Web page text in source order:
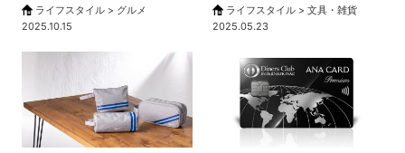
ライフスタイル > グルメ
2025.10.15
ライフスタイル > 文具・雑貨
2025.05.23